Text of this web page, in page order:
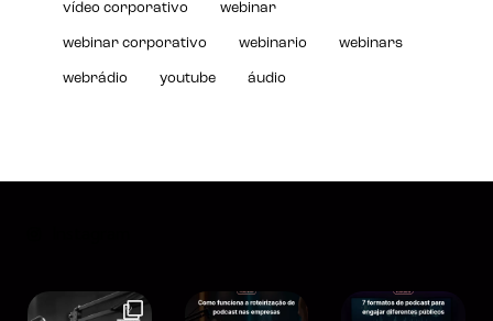
vídeo corporativo webinar
webinar corporativo webinario webinars
webrádio youtube áudio